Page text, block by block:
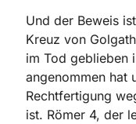
Und der Beweis
Kreuz von
im Tod geblieben
angenommen hat
Rechtfertigung
ist. Römer 4, der